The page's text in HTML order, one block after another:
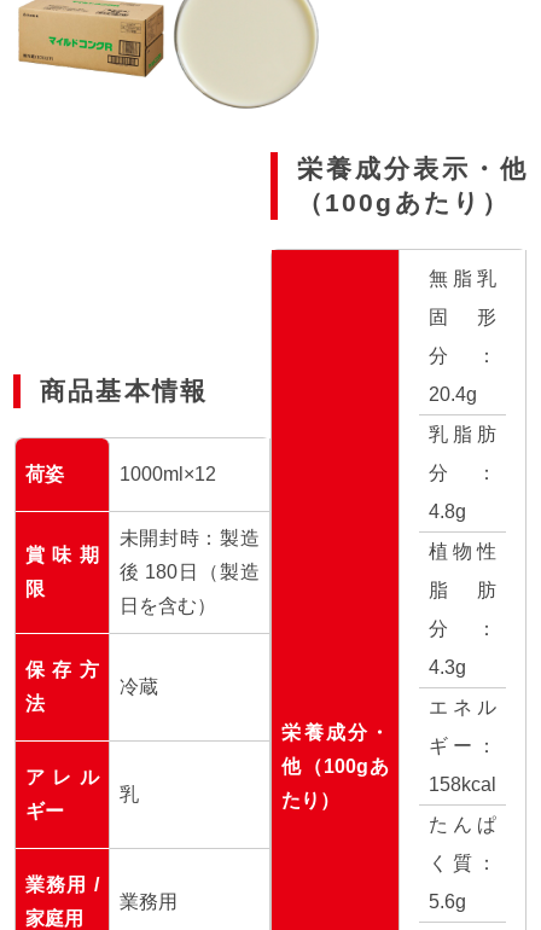
商品基本情報
荷姿 1000ml×12
賞味期
限
未開封時：製造
後 180日（製造
日を含む）
保存方
法
冷蔵
アレル
ギー
乳
業務用 /
家庭用
業務用
栄養成分表示・他
（100gあたり）
栄養成分・
他（100gあ
たり）
無脂乳
固形
分：
20.4g
乳脂肪
分：
4.8g
植物性
脂肪
分：
4.3g
エネル
ギー：
158kcal
たんぱ
く質：
5.6g